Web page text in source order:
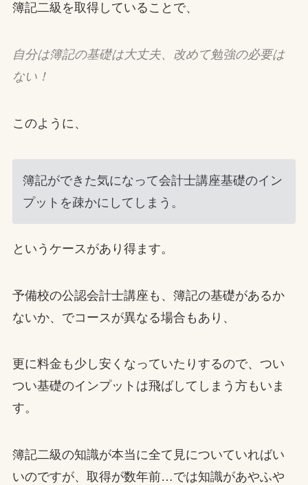
簿記二級を取得していることで、
自分は簿記の基礎は大丈夫、改めて勉強の必要は
ない！
このように、
簿記ができた気になって会計士講座基礎のイン
プットを疎かにしてしまう。
というケースがあり得ます。
予備校の公認会計士講座も、簿記の基礎があるか
ないか、でコースが異なる場合もあり、
更に料金も少し安くなっていたりするので、つい
つい基礎のインプットは飛ばしてしまう方もいま
す。
簿記二級の知識が本当に全て見についていればい
いのですが、取得が数年前…では知識があやふや